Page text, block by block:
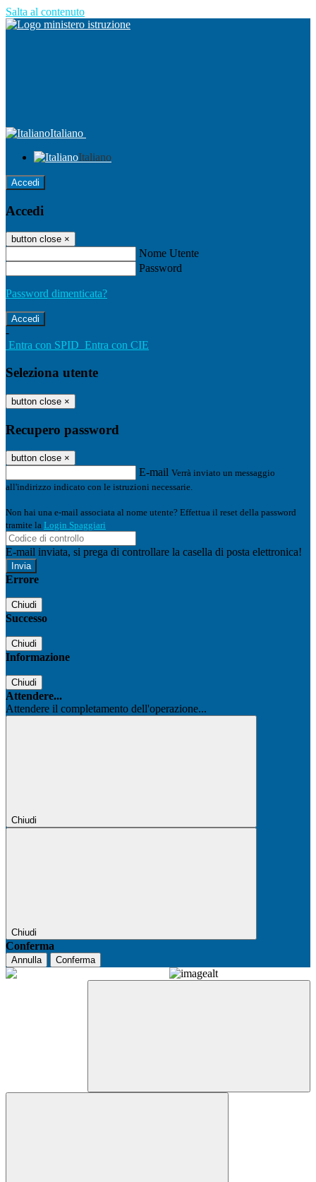
Salta al contenuto
Italiano
Italiano
Accedi
Accedi
button close ×
Nome Utente
Password
Password dimenticata?
-
Entra con SPID Entra con CIE
Seleziona utente
button close ×
Recupero password
button close ×
E-mail Verrà inviato un messaggio
all'indirizzo indicato con le istruzioni necessarie.
Non hai una e-mail associata al nome utente? Effettua il reset della password
tramite la Login Spaggiari
E-mail inviata, si prega di controllare la casella di posta elettronica!
Errore
Chiudi
Successo
Chiudi
Informazione
Chiudi
Attendere...
Attendere il completamento dell'operazione...
Chiudi
Chiudi
Conferma
Annulla Conferma